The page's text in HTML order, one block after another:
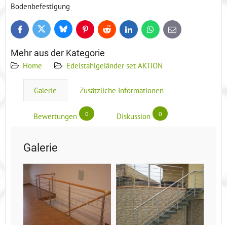
Bodenbefestigung
FacebookTwitter BlueskyPinterestReddit LinkedInWhatsApp
E-
mail
Mehr aus der Kategorie
Home Edelstahlgeländer set AKTION
Galerie Zusätzliche Informationen
Bewertungen 0 Diskussion 0
Galerie